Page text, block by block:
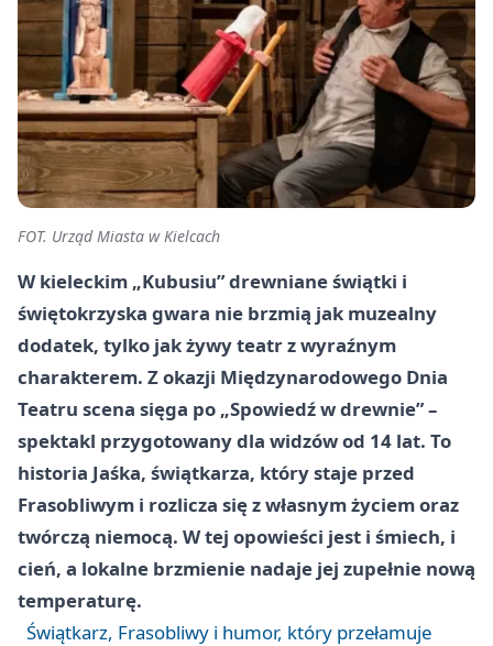
FOT. Urząd Miasta w Kielcach
W kieleckim „Kubusiu” drewniane świątki i
świętokrzyska gwara nie brzmią jak muzealny
dodatek, tylko jak żywy teatr z wyraźnym
charakterem. Z okazji Międzynarodowego Dnia
Teatru scena sięga po „Spowiedź w drewnie” –
spektakl przygotowany dla widzów od 14 lat. To
historia Jaśka, świątkarza, który staje przed
Frasobliwym i rozlicza się z własnym życiem oraz
twórczą niemocą. W tej opowieści jest i śmiech, i
cień, a lokalne brzmienie nadaje jej zupełnie nową
temperaturę.
Świątkarz, Frasobliwy i humor, który przełamuje